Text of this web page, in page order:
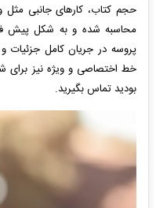
حجم کتاب، کارهای جانبی مثل
محاسبه شده و به شکل پیش
پروسه در جریان کامل جزئیات
خط اختصاصی و ویژه نیز برای
بودید تماس بگیرید.